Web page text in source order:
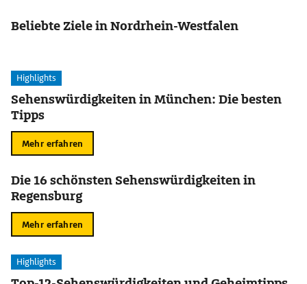
Beliebte Ziele in Nordrhein-Westfalen
Highlights
Sehenswürdigkeiten in München: Die besten
Tipps
Mehr erfahren
Die 16 schönsten Sehenswürdigkeiten in
Regensburg
Mehr erfahren
Highlights